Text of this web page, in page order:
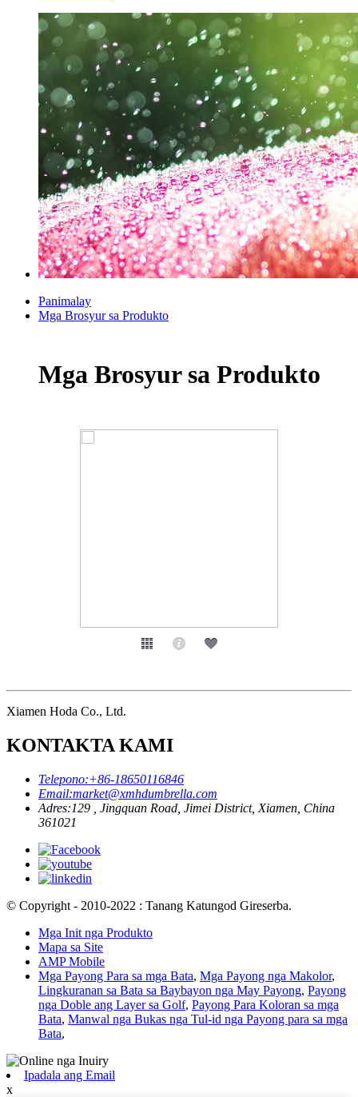
Panimalay
Mga Brosyur sa Produkto
Mga Brosyur sa Produkto
Xiamen Hoda Co., Ltd.
KONTAKTA KAMI
Telepono:+86-18650116846
Email:market@xmhdumbrella.com
Adres:129 , Jingquan Road, Jimei District, Xiamen, China
361021
© Copyright - 2010-2022 : Tanang Katungod Gireserba.
Mga Init nga Produkto
Mapa sa Site
AMP Mobile
Mga Payong Para sa mga Bata, Mga Payong nga Makolor,
Lingkuranan sa Bata sa Baybayon nga May Payong, Payong
nga Doble ang Layer sa Golf, Payong Para Koloran sa mga
Bata, Manwal nga Bukas nga Tul-id nga Payong para sa mga
Bata,
Ipadala ang Email
x